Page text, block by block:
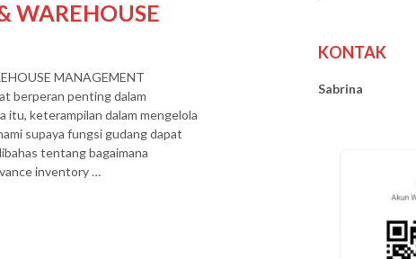
WAREHOUSE
MANAGEMENT
berperan penting dalam
itu, keterampilan dalam mengelola
supaya fungsi gudang dapat
tentang bagaimana
inventory …
KONTAK
Sabrina